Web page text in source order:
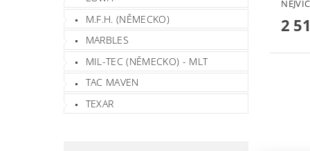
M.F.H. (NĚMECKO)
MARBLES
MIL-TEC (NĚMECKO) - MLT
TAC MAVEN
TEXAR
2